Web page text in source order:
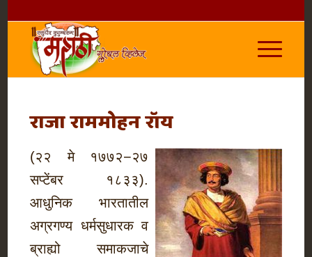
राजा राममोहन रॉय
(२२ मे १७७२−२७
सप्टेंबर १८३३).
आधुनिक भारतातील
अग्रगण्य धर्मसुधारक व
ब्राह्यो समाकजाचे